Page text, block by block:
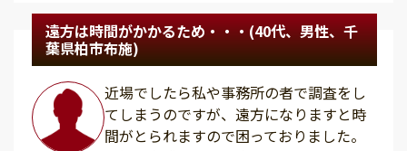
遠方は時間がかかるため・・・(40代、男性、千
葉県柏市布施)
近場でしたら私や事務所の者で調査をし
てしまうのですが、遠方になりますと時
間がとられますので困っておりました。